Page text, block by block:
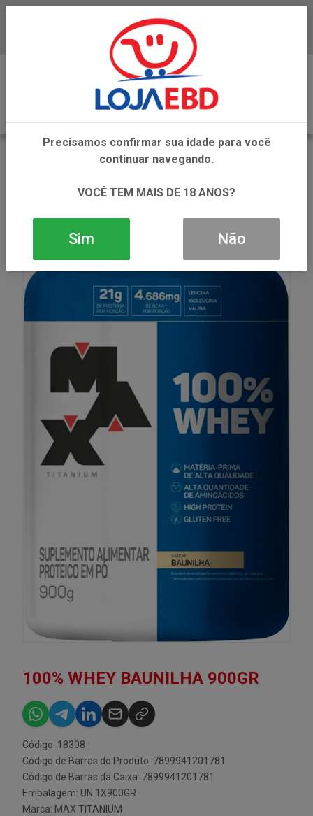
Baixe já nosso APP
ARTIGOS INTIMOS GEL E CREMES
100% WHEY BAUNILHA 900GR
Código: 18308
Código de Barras do Produto: 7899941201781
Código de Barras da Caixa: 7899941201781
Embalagem: UN 1X900GR
Marca: MAX TITANIUM
Precisamos confirmar sua idade para você
continuar navegando.
VOCÊ TEM MAIS DE 18 ANOS?
Sim Não